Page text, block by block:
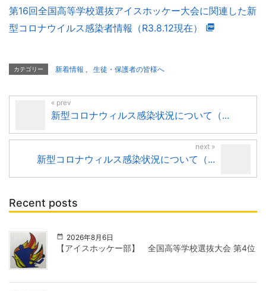
第16回全国高等学校選抜アイスホッケー大会に関連した新
型コロナウイルス感染者情報（R3.8.12現在）
カテゴリー 新着情報 、 生徒・保護者の皆様へ
新型コロナウィルス感染状況について（...
新型コロナウィルス感染状況について（...
Recent posts
2026年8月6日
【アイスホッケー部】 全国高等学校選抜大会 第4位